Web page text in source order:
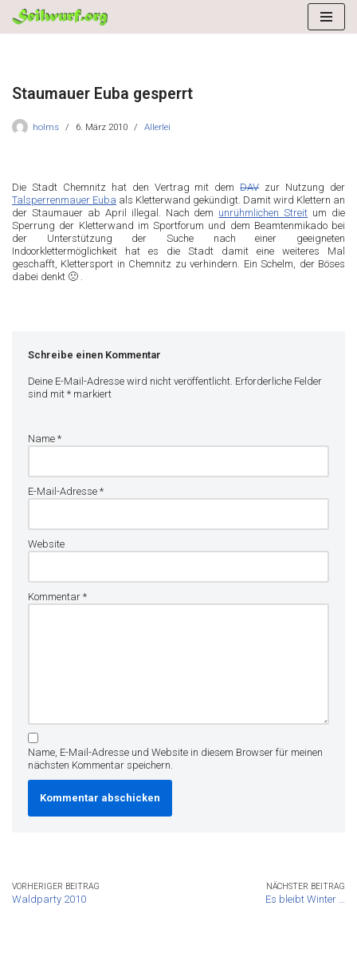
Staumauer Euba gesperrt
holms 6. März 2010 Allerlei
Die Stadt Chemnitz hat den Vertrag mit demDAVzur Nutzung der
Talsperrenmauer Euba als Kletterwand gekündigt. Damit wird Klettern an
der Staumauer ab April illegal. Nach dem unrühmlichen Streit um die
Sperrung der Kletterwand im Sportforum und dem Beamtenmikado bei
der Unterstützung der Suche nach einer geeigneten
Indoorklettermöglichkeit hat es die Stadt damit eine weiteres Mal
geschafft, Klettersport in Chemnitz zu verhindern. Ein Schelm, der Böses
dabei denkt 🙁 .
Schreibe einen Kommentar
Deine E-Mail-Adresse wird nicht veröffentlicht. Erforderliche Felder
sind mit * markiert
Name *
E-Mail-Adresse *
Website
Kommentar *
Name, E-Mail-Adresse und Website in diesem Browser für meinen
nächsten Kommentar speichern.
VORHERIGER BEITRAG
Waldparty 2010
NÄCHSTER BEITRAG
Es bleibt Winter …